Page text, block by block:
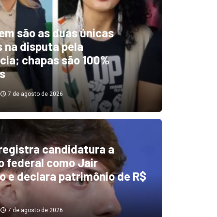
desvios de
emendas Pix
7 de agosto de 2026
são as duas únicas
na disputa pela
chapas são 100%
7 de agosto de 2026
candidatura a
federal como Jair
e declara patrimônio de R$
7 de agosto de 2026